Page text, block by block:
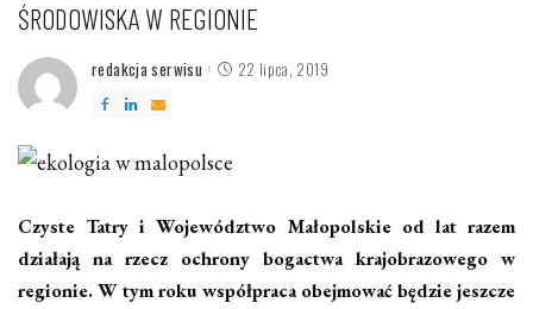
ŚRODOWISKA W REGIONIE
Posted
redakcja serwisu 22 lipca, 2019
Czyste Tatry i Województwo Małopolskie od lat razem
działają na rzecz ochrony bogactwa krajobrazowego w
regionie. W tym roku współpraca obejmować będzie jeszcze